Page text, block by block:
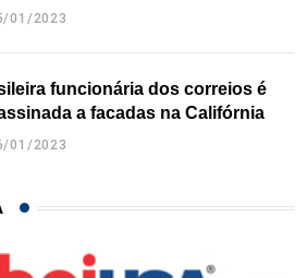
01/2023
funcionária dos correios é
a facadas na Califórnia
01/2023